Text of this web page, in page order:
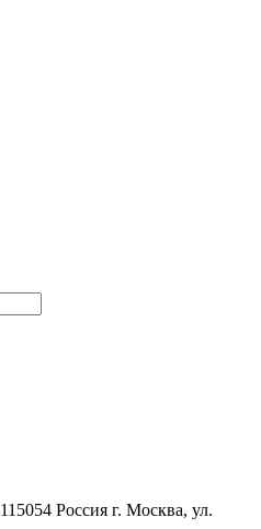
115054 Россия г. Москва, ул.